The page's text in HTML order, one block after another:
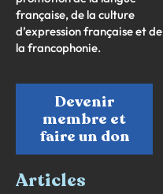
française, de la culture
d’expression française et de
la francophonie.
Devenir
membre et
faire un don
Articles